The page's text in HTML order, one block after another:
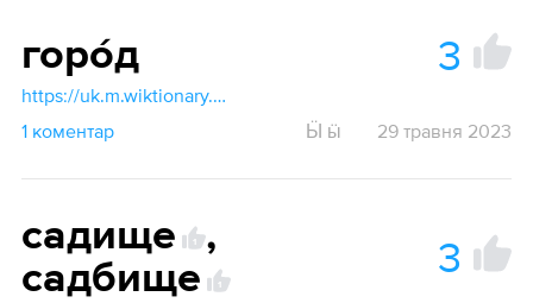
горо́д 3
https://uk.m.wiktionary.org/wiki/Додаток:Тлумачний_словник_львівської_ґвари
1 коментар
Ӹ ӹ 29 травня 2023
садище
,
садбище
3